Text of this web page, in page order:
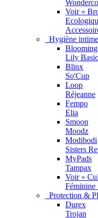
Voir «
Hygiène intime
Blooming
Lily Basic
Blinx
So'Cup
Loop
Réjeanne
Fempo
Elia
Smoon
Moodz
Modibodi
Sisters
MyPads
Tampax
Voir «
Féminine
Protection &
Durex
Trojan